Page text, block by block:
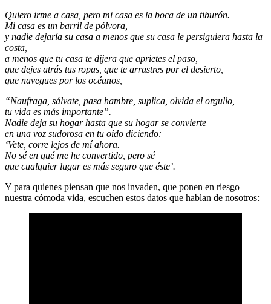
Quiero irme a casa, pero mi casa es la boca de un tiburón.
Mi casa es un barril de pólvora,
y nadie dejaría su casa a menos que su casa le persiguiera hasta la
costa,
a menos que tu casa te dijera que aprietes el paso,
que dejes atrás tus ropas, que te arrastres por el desierto,
que navegues por los océanos,
“Naufraga, sálvate, pasa hambre, suplica, olvida el orgullo,
tu vida es más importante”.
Nadie deja su hogar hasta que su hogar se convierte
en una voz sudorosa en tu oído diciendo:
‘Vete, corre lejos de mí ahora.
No sé en qué me he convertido, pero sé
que cualquier lugar es más seguro que éste’.
Y para quienes piensan que nos invaden, que ponen en riesgo
nuestra cómoda vida, escuchen estos datos que hablan de nosotros: